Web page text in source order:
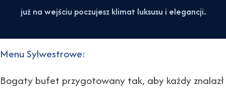
już na wejściu poczujesz klimat luksusu i elegancji.
Menu Sylwestrowe:
Bogaty bufet przygotowany tak, aby każdy znalazł